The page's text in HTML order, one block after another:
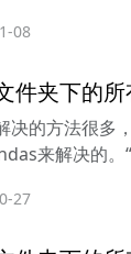
08
件夹下的所
决的方法很多
来解决的。
27